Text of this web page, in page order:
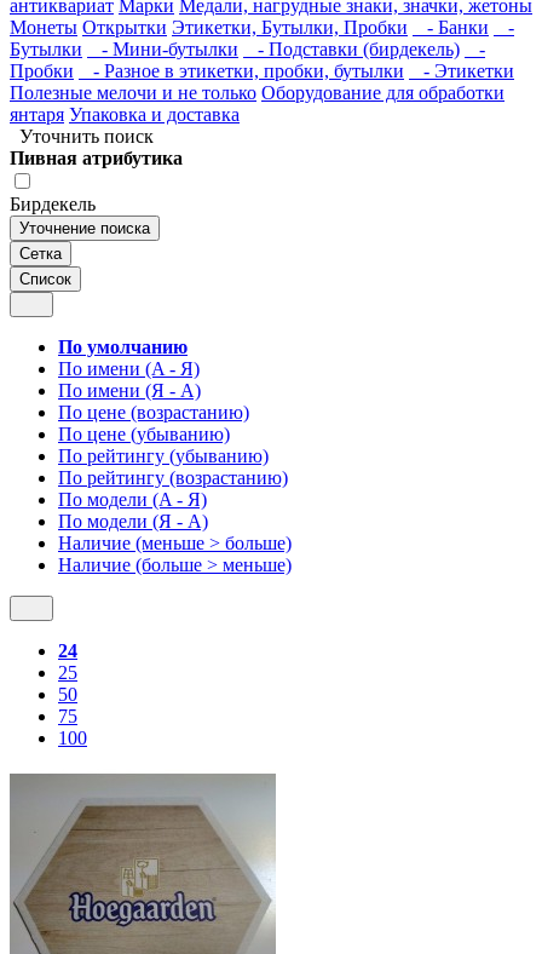
антиквариат Марки Медали, нагрудные знаки, значки, жетоны
Монеты Открытки Этикетки, Бутылки, Пробки - Банки
-
Бутылки
- Мини-бутылки - Подставки (бирдекель)
-
Пробки
- Разное в этикетки, пробки, бутылки
- Этикетки
Полезные мелочи и не только Оборудование для обработки
янтаря Упаковка и доставка
Уточнить поиск
Пивная атрибутика
Бирдекель
Уточнение поиска
Сетка
Список
По умолчанию
По имени (A - Я)
По имени (Я - A)
По цене (возрастанию)
По цене (убыванию)
По рейтингу (убыванию)
По рейтингу (возрастанию)
По модели (A - Я)
По модели (Я - A)
Наличие (меньше > больше)
Наличие (больше > меньше)
24
25
50
75
100